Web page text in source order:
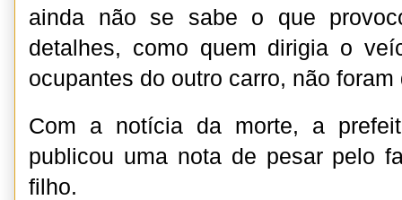
ainda não se sabe o que
detalhes, como quem dirigia o
ocupantes do outro carro, não
Com a notícia da morte, a
publicou uma nota de pesar pelo
filho.